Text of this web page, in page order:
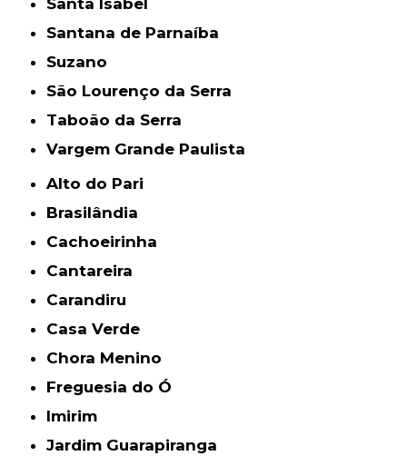
Santa Isabel
Santana de Parnaíba
Suzano
São Lourenço da Serra
Taboão da Serra
Vargem Grande Paulista
Alto do Pari
Brasilândia
Cachoeirinha
Cantareira
Carandiru
Casa Verde
Chora Menino
Freguesia do Ó
Imirim
Jardim Guarapiranga